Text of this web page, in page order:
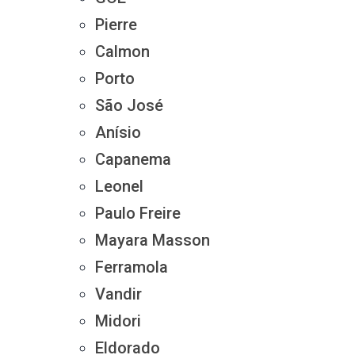
Pierre
Calmon
Porto
São José
Anísio
Capanema
Leonel
Paulo Freire
Mayara Masson
Ferramola
Vandir
Midori
Eldorado